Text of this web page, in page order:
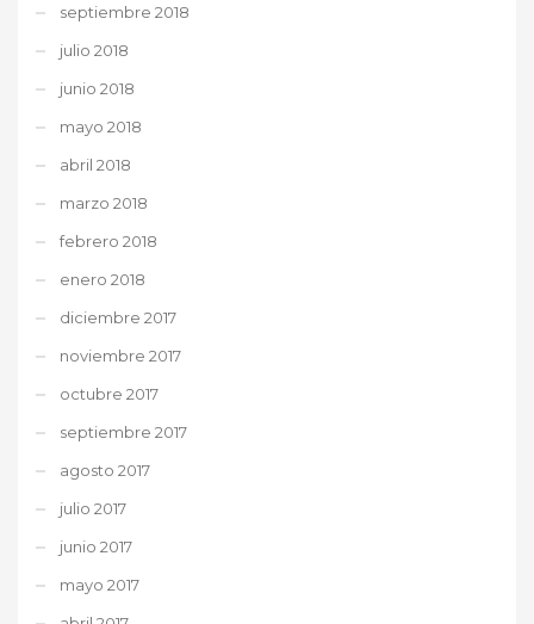
septiembre 2018
julio 2018
junio 2018
mayo 2018
abril 2018
marzo 2018
febrero 2018
enero 2018
diciembre 2017
noviembre 2017
octubre 2017
septiembre 2017
agosto 2017
julio 2017
junio 2017
mayo 2017